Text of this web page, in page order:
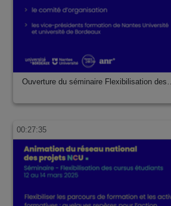
Ouverture du séminaire Flexibilisation des…
00:27:35